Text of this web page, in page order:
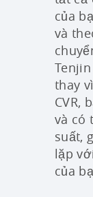
của
và
thay
CVR,
và có
suất,
lặp
của